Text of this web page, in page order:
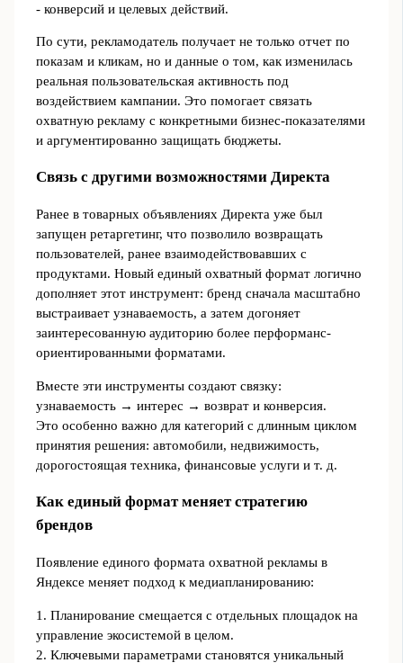
- конверсий и целевых действий.
По сути, рекламодатель получает не только отчет по
показам и кликам, но и данные о том, как изменилась
реальная пользовательская активность под
воздействием кампании. Это помогает связать
охватную рекламу с конкретными бизнес-показателями
и аргументированно защищать бюджеты.
Связь с другими возможностями Директа
Ранее в товарных объявлениях Директа уже был
запущен ретаргетинг, что позволило возвращать
пользователей, ранее взаимодействовавших с
продуктами. Новый единый охватный формат логично
дополняет этот инструмент: бренд сначала масштабно
выстраивает узнаваемость, а затем догоняет
заинтересованную аудиторию более перформанс-
ориентированными форматами.
Вместе эти инструменты создают связку:
узнаваемость → интерес → возврат и конверсия.
Это особенно важно для категорий с длинным циклом
принятия решения: автомобили, недвижимость,
дорогостоящая техника, финансовые услуги и т. д.
Как единый формат меняет стратегию
брендов
Появление единого формата охватной рекламы в
Яндексе меняет подход к медиапланированию:
1. Планирование смещается с отдельных площадок на
управление экосистемой в целом.
2. Ключевыми параметрами становятся уникальный